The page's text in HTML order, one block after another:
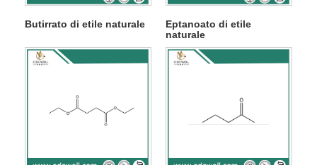
Butirrato di etile naturale
Eptanoato di etile
naturale